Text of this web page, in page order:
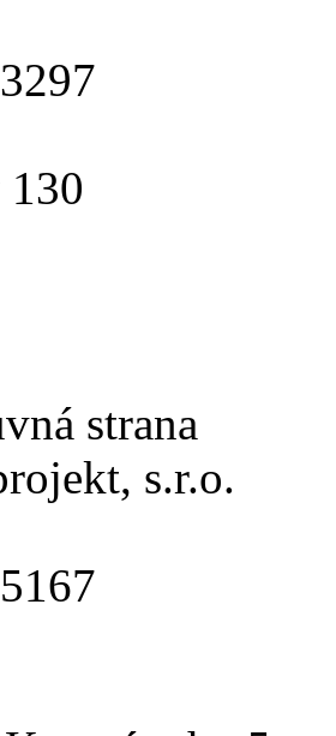
strana
s.r.o.